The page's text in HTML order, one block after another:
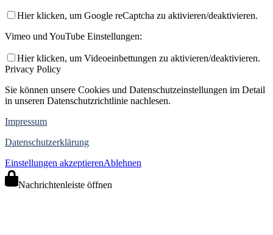
Hier klicken, um Google reCaptcha zu aktivieren/deaktivieren.
Vimeo und YouTube Einstellungen:
Hier klicken, um Videoeinbettungen zu aktivieren/deaktivieren.
Privacy Policy
Sie können unsere Cookies und Datenschutzeinstellungen im Detail
in unseren Datenschutzrichtlinie nachlesen.
Impressum
Datenschutzerklärung
Einstellungen akzeptierenAblehnen
Nachrichtenleiste öffnen